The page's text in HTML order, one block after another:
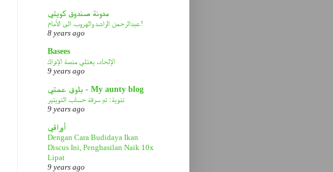
مدونة صندوق كويتي
عبدالرحمن الراشد والهروب الى الأمام!
8 years ago
Basees
الإلحاد، يعتلي منصة الإدراك
9 years ago
بلوق عمتي - My aunty blog
تنوية: تم سرقة حساب التويتير
9 years ago
أوراقي
Dengan Cara Budidaya Ikan
Discus Ini, Penghasilan Naik 10x
Lipat
9 years ago